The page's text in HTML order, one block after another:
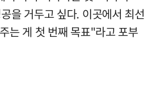
을 거두고 싶다. 이곳에서 최선
는 게 첫 번째 목표"라고 포부